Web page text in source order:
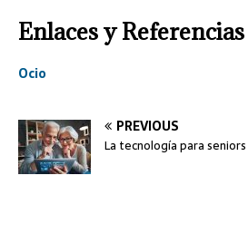
Enlaces y Referencias
Ocio
PREVIOUS
La tecnología para seniors